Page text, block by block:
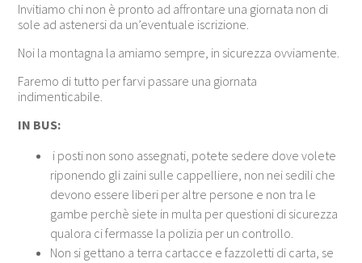
Invitiamo chi non è pronto ad affrontare una giornata non di
sole ad astenersi da un’eventuale iscrizione.
Noi la montagna la amiamo sempre, in sicurezza ovviamente.
Faremo di tutto per farvi passare una giornata
indimenticabile.
IN BUS:
i posti non sono assegnati, potete sedere dove volete
riponendo gli zaini sulle cappelliere, non nei sedili che
devono essere liberi per altre persone e non tra le
gambe perchè siete in multa per questioni di sicurezza
qualora ci fermasse la polizia per un controllo.
Non si gettano a terra cartacce e fazzoletti di carta, se